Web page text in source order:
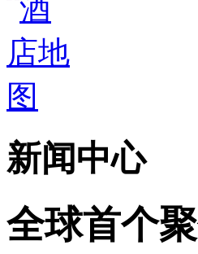
新闻中心
全球首个